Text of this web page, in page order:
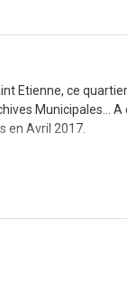
Etienne, ce
en Avril 2017.
disposent d'un
ainsi que d'un